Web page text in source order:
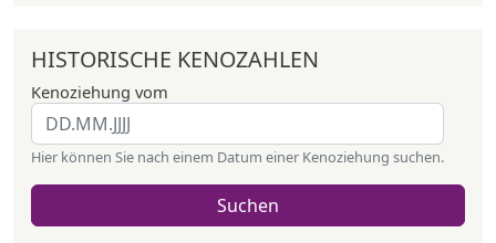
HISTORISCHE KENOZAHLEN
Kenoziehung vom
Hier können Sie nach einem Datum einer Kenoziehung suchen.
Suchen